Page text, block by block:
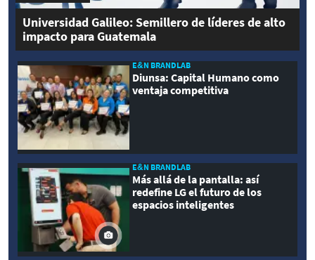
Universidad Galileo: Semillero de líderes de alto
impacto para Guatemala
E&N BRANDLAB
Diunsa: Capital Humano como
ventaja competitiva
E&N BRANDLAB
Más allá de la pantalla: así
redefine LG el futuro de los
espacios inteligentes